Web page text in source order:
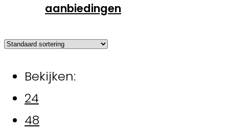
aanbiedingen
Bekijken:
24
48